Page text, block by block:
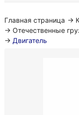
Главная страница →
→ Отечественные
→ Двигатель